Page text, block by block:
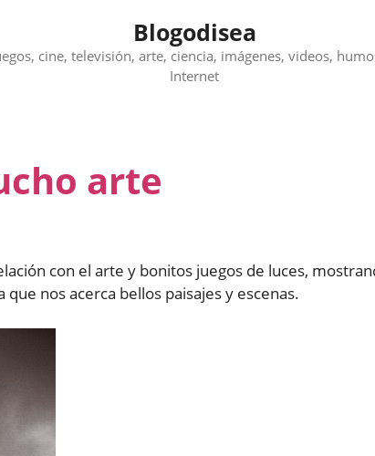
Blogodisea
cine, televisión, arte, ciencia, imágenes, videos,
Internet
arte
con el arte y bonitos juegos de luces,
nos acerca bellos paisajes y escenas.